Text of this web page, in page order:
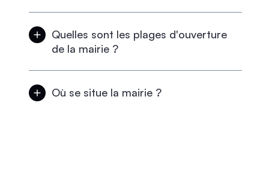
Par téléphone au 01 64 24 76 10
Quelles sont les plages d'ouverture
de la mairie ?
Le lundi et le jeudi de 9h00 à 12h00 et de
13h30 à 18h30
Où se situe la mairie ?